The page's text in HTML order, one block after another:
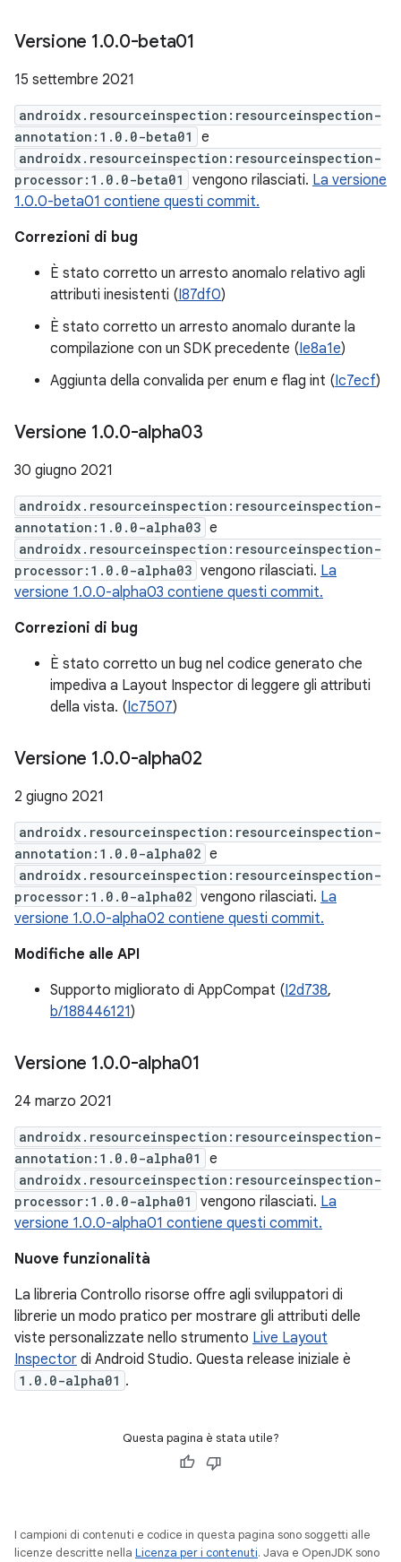
Versione 1.0.0-beta01
15 settembre 2021
androidx.resourceinspection:resourceinspection-
annotation:1.0.0-beta01
e
androidx.resourceinspection:resourceinspection-
processor:1.0.0-beta01
vengono rilasciati. La versione
1.0.0-beta01 contiene questi commit.
Correzioni di bug
È stato corretto un arresto anomalo relativo agli
attributi inesistenti (I87df0)
È stato corretto un arresto anomalo durante la
compilazione con un SDK precedente (Ie8a1e)
Aggiunta della convalida per enum e flag int (Ic7ecf)
Versione 1.0.0-alpha03
30 giugno 2021
androidx.resourceinspection:resourceinspection-
annotation:1.0.0-alpha03 e
androidx.resourceinspection:resourceinspection-
processor:1.0.0-alpha03 vengono rilasciati. La
versione 1.0.0-alpha03 contiene questi commit.
Correzioni di bug
È stato corretto un bug nel codice generato che
impediva a Layout Inspector di leggere gli attributi
della vista. (Ic7507)
Versione 1.0.0-alpha02
2 giugno 2021
androidx.resourceinspection:resourceinspection-
annotation:1.0.0-alpha02 e
androidx.resourceinspection:resourceinspection-
processor:1.0.0-alpha02 vengono rilasciati. La
versione 1.0.0-alpha02 contiene questi commit.
Modifiche alle API
Supporto migliorato di AppCompat (I2d738,
b/188446121)
Versione 1.0.0-alpha01
24 marzo 2021
androidx.resourceinspection:resourceinspection-
annotation:1.0.0-alpha01
e
androidx.resourceinspection:resourceinspection-
processor:1.0.0-alpha01
vengono rilasciati. La
versione 1.0.0-alpha01 contiene questi commit.
Nuove funzionalità
La libreria Controllo risorse offre agli sviluppatori di
librerie un modo pratico per mostrare gli attributi delle
viste personalizzate nello strumento Live Layout
Inspector di Android Studio. Questa release iniziale è
1.0.0-alpha01 .
Questa pagina è stata utile?
I campioni di contenuti e codice in questa pagina sono soggetti alle
licenze descritte nella Licenza per i contenuti. Java e OpenJDK sono